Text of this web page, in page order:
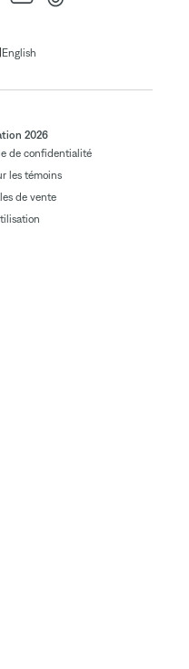
English
2026
de confidentialité
les témoins
de vente